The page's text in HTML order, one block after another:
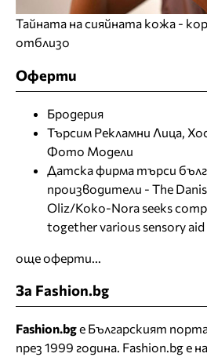
Тайната на сияйната кожа -
отблизо
Оферти
Бродерия
Търсим Рекламни Лица,
Фото Модели
Датска фирма търси
производители - The
Oliz/Koko-Nora seeks
together various sensory
още оферти...
За Fashion.bg
Fashion.bgе Българският
през 1999 година. Fashion.bg е